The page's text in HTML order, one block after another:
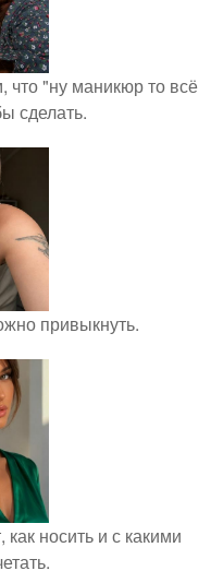
что "ну маникюр то всё
сделать.
привыкнуть.
носить и с какими